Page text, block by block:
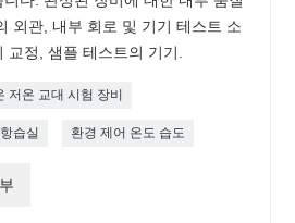
외관, 내부 회로 및 기기 테스트 소
교정, 샘플 테스트의 기기.
저온 교대 시험 장비
습실 환경 제어 온도 습도